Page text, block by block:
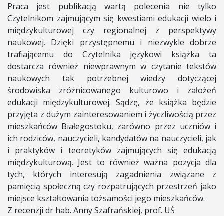
Praca jest publikacją wartą polecenia nie tylko
Czytelnikom zajmującym się kwestiami edukacji wielo i
międzykulturowej czy regionalnej z perspektywy
naukowej. Dzięki przystępnemu i niezwykle dobrze
trafiającemu do Czytelnika językowi książka ta
dostarcza również niewprawnym w czytanie tekstów
naukowych tak potrzebnej wiedzy dotyczącej
środowiska zróżnicowanego kulturowo i założeń
edukacji międzykulturowej. Sądzę, że książka będzie
przyjęta z dużym zainteresowaniem i życzliwością przez
mieszkańców Białegostoku, zarówno przez uczniów i
ich rodziców, nauczycieli, kandydatów na nauczycieli, jak
i praktyków i teoretyków zajmujących się edukacją
międzykulturową. Jest to również ważna pozycja dla
tych, których interesują zagadnienia związane z
pamięcią społeczną czy rozpatrujących przestrzeń jako
miejsce kształtowania tożsamości jego mieszkańców.
Z recenzji dr hab. Anny Szafrańskiej, prof. UŚ